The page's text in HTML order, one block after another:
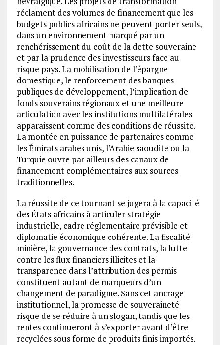
réclament des volumes de financement que les
budgets publics africains ne peuvent porter seuls,
dans un environnement marqué par un
renchérissement du coût de la dette souveraine
et par la prudence des investisseurs face au
risque pays. La mobilisation de l’épargne
domestique, le renforcement des banques
publiques de développement, l’implication de
fonds souverains régionaux et une meilleure
articulation avec les institutions multilatérales
apparaissent comme des conditions de réussite.
La montée en puissance de partenaires comme
les Émirats arabes unis, l’Arabie saoudite ou la
Turquie ouvre par ailleurs des canaux de
financement complémentaires aux sources
traditionnelles.
La réussite de ce tournant se jugera à la capacité
des États africains à articuler stratégie
industrielle, cadre réglementaire prévisible et
diplomatie économique cohérente. La fiscalité
minière, la gouvernance des contrats, la lutte
contre les flux financiers illicites et la
transparence dans l’attribution des permis
constituent autant de marqueurs d’un
changement de paradigme. Sans cet ancrage
institutionnel, la promesse de souveraineté
risque de se réduire à un slogan, tandis que les
rentes continueront à s’exporter avant d’être
recyclées sous forme de produits finis importés.